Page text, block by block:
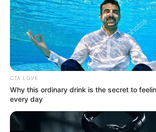
Σύμφωνα με τις πρώτες
πυρκαγιά εκδηλώθηκε στην
καταστήματος, με τους πυκνούς
προκαλούν ανησυχία σε
περίοικους.
CTA LOVE
Why this ordinary drink is the secret to
every day